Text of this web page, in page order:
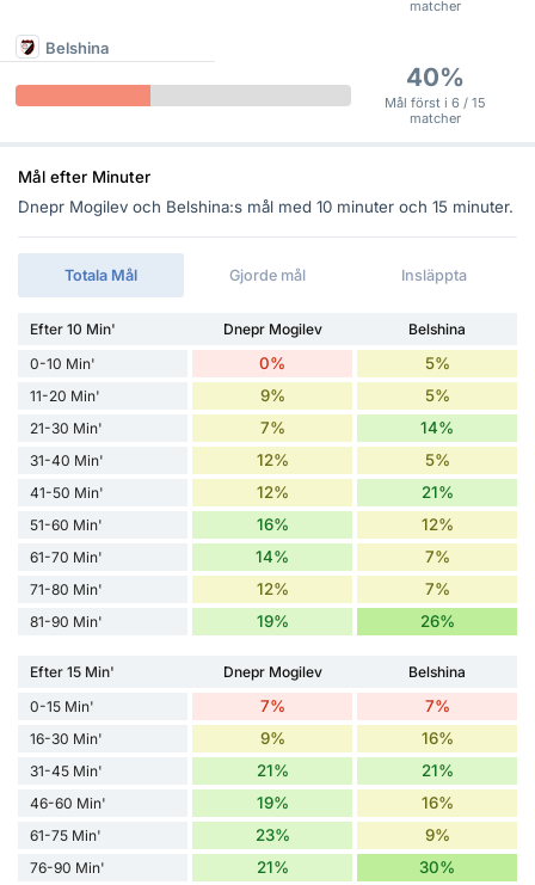
matcher
Belshina
40%
Mål först i 6 / 15
matcher
Mål efter Minuter
Dnepr Mogilev och Belshina:s mål med 10 minuter och 15 minuter.
Totala Mål Gjorde mål Insläppta
Efter 10 Min' Dnepr Mogilev
Belshina
0-10 Min'
0% 5%
11-20 Min' 9% 5%
21-30 Min' 7% 14%
31-40 Min' 12% 5%
41-50 Min' 12% 21%
51-60 Min' 16% 12%
61-70 Min' 14% 7%
71-80 Min' 12% 7%
81-90 Min' 19% 26%
Efter 15 Min' Dnepr Mogilev
Belshina
0-15 Min'
7% 7%
16-30 Min' 9% 16%
31-45 Min' 21% 21%
46-60 Min' 19% 16%
61-75 Min' 23% 9%
76-90 Min' 21% 30%